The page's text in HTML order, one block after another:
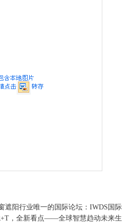
阳行业唯一的国际论坛：IWDS国际
，全新看点——全球智慧趋动未来生